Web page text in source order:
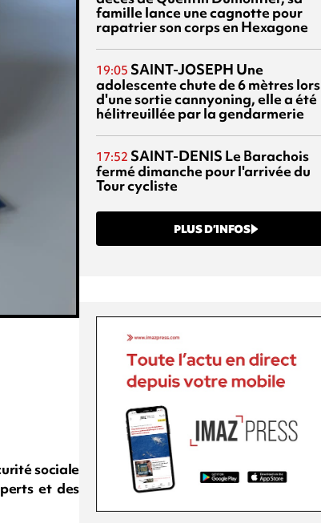
sociale
et des
famille lance une cagnotte pour
rapatrier son corps en Hexagone
19:05 SAINT-JOSEPH Une
adolescente chute de 6 mètres lors
d'une sortie cannyoning, elle a été
hélitreuillée par la gendarmerie
17:52 SAINT-DENIS Le Barachois
fermé dimanche pour l'arrivée du
Tour cycliste
PLUS D’INFOS